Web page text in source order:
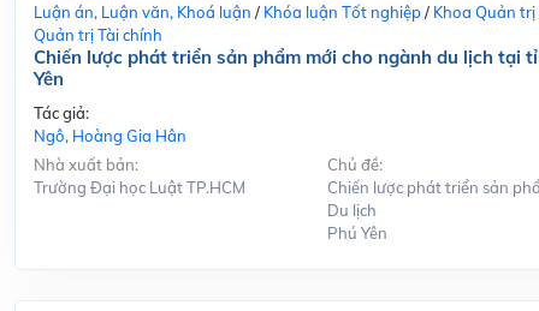
Luận án, Luận văn, Khoá luận / Khóa luận Tốt nghiệp/ Khoa Quản trị
Quản trị Tài chính
Chiến lược phát triển sản phẩm mới cho ngành du lịch tại
Yên
Tác giả:
Ngô, Hoàng Gia Hân
Nhà xuất bản:
Trường Đại học Luật TP.HCM
Chủ đề:
Chiến lược phát triển sản
Du lịch
Phú Yên